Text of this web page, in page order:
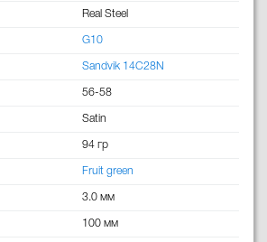
Real Steel
G10
Sandvik 14C28N
56-58
Satin
94 гр
Fruit green
3.0 мм
100 мм